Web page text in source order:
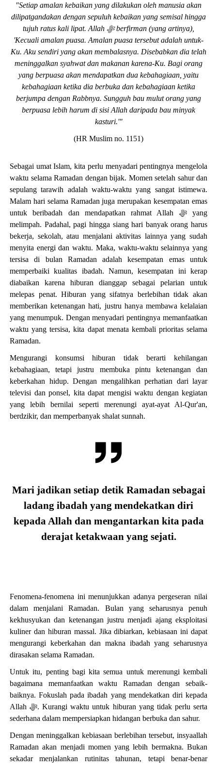
"Setiap amalan kebaikan yang dilakukan oleh manusia akan
dilipatgandakan dengan sepuluh kebaikan yang semisal hingga
tujuh ratus kali lipat. Allah ﷻberfirman (yang artinya),
'Kecuali amalan puasa. Amalan puasa tersebut adalah untuk-
Ku. Aku sendiri yang akan membalasnya. Disebabkan dia telah
meninggalkan syahwat dan makanan karena-Ku. Bagi orang
yang berpuasa akan mendapatkan dua kebahagiaan, yaitu
kebahagiaan ketika dia berbuka dan kebahagiaan ketika
berjumpa dengan Rabbnya. Sungguh bau mulut orang yang
berpuasa lebih harum di sisi Allah daripada bau minyak
kasturi.'"
(HR Muslim no. 1151)
Sebagai umat Islam, kita perlu menyadari pentingnya mengelola
waktu selama Ramadan dengan bijak. Momen setelah sahur dan
sepulang tarawih adalah waktu-waktu yang sangat istimewa.
Malam hari selama Ramadan juga merupakan kesempatan emas
untuk beribadah dan mendapatkan rahmat Allah ﷻyang
melimpah. Padahal, pagi hingga siang hari banyak orang harus
bekerja, sekolah, atau menjalani aktivitas lainnya yang sudah
menyita energi dan waktu. Maka, waktu-waktu selainnya yang
tersisa di bulan Ramadan adalah kesempatan emas untuk
memperbaiki kualitas ibadah. Namun, kesempatan ini kerap
diabaikan karena hiburan dianggap sebagai pelarian untuk
melepas penat. Hiburan yang sifatnya berlebihan tidak akan
memberikan ketenangan hati, justru hanya membawa kelalaian
yang menumpuk. Dengan menyadari pentingnya memanfaatkan
waktu yang tersisa, kita dapat menata kembali prioritas selama
Ramadan.
Mengurangi konsumsi hiburan tidak berarti kehilangan
kebahagiaan, tetapi justru membuka pintu ketenangan dan
keberkahan hidup. Dengan mengalihkan perhatian dari layar
televisi dan ponsel, kita dapat mengisi waktu dengan kegiatan
yang lebih bernilai seperti merenungi ayat-ayat Al-Qur'an,
berdzikir, dan memperbanyak shalat sunnah.
Mari jadikan setiap detik Ramadan sebagai
ladang ibadah yang mendekatkan diri
kepada Allah dan mengantarkan kita pada
derajat ketakwaan yang sejati.
Fenomena-fenomena ini menunjukkan adanya pergeseran nilai
dalam menjalani Ramadan. Bulan yang seharusnya penuh
kekhusyukan dan ketenangan justru menjadi ajang eksploitasi
kuliner dan hiburan massal. Jika dibiarkan, kebiasaan ini dapat
mengurangi keberkahan dan makna ibadah yang seharusnya
dirasakan selama Ramadan.
Untuk itu, penting bagi kita semua untuk merenungi kembali
bagaimana memanfaatkan waktu Ramadan dengan sebaik-
baiknya. Fokuslah pada ibadah yang mendekatkan diri kepada
Allahﷻ. Kurangi waktu untuk hiburan yang tidak perlu serta
sederhana dalam mempersiapkan hidangan berbuka dan sahur.
Dengan meninggalkan kebiasaan berlebihan tersebut, insyaallah
Ramadan akan menjadi momen yang lebih bermakna. Bukan
sekadar menjalankan rutinitas tahunan, tetapi benar-benar